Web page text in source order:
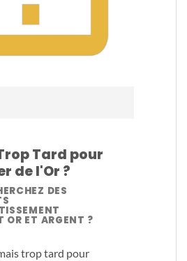
Tard pour
de l'Or ?
DES
OR ET ARGENT ?
trop tard pour